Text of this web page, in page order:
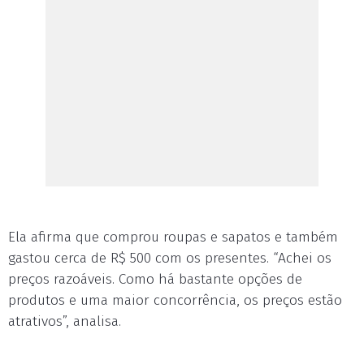
Ela afirma que comprou roupas e sapatos e também
gastou cerca de R$ 500 com os presentes. “Achei os
preços razoáveis. Como há bastante opções de
produtos e uma maior concorrência, os preços estão
atrativos”, analisa.